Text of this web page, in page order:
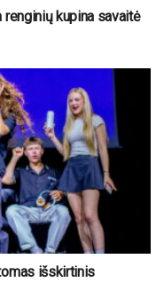
renginių kupina savaitė
išskirtinis